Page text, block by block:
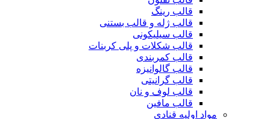
قالب رینگ
قالب ژله و قالب بستنی
قالب سیلیکونی
قالب شکلات و پلی کربنات
قالب کمربندی
قالب گالوانیزه
قالب گرانیتی
قالب لوف و نان
قالب مافین
مواد اولیه قنادی